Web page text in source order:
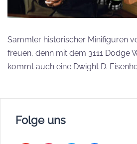
Sammler historischer Minifiguren
freuen, denn mit dem 3111 Dodge
kommt auch eine Dwight D.
Folge uns